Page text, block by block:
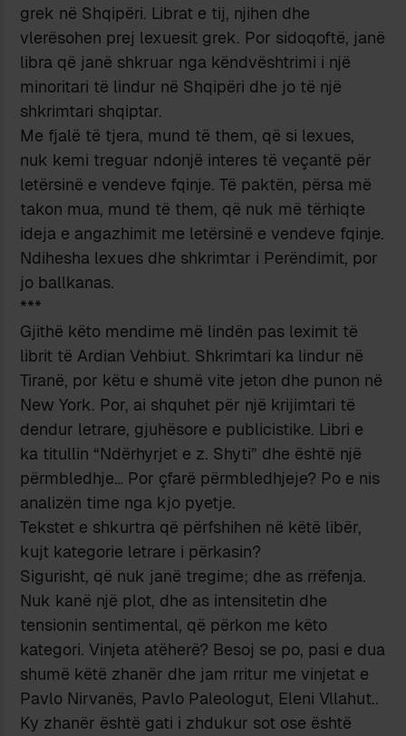
grek në Shqipëri. Librat e tij, njihen dhe
vlerësohen prej lexuesit grek. Por sidoqoftë, janë
libra që janë shkruar nga këndvështrimi i një
minoritari të lindur në Shqipëri dhe jo të një
shkrimtari shqiptar.
Me fjalë të tjera, mund të them, që si lexues,
nuk kemi treguar ndonjë interes të veçantë për
letërsinë e vendeve fqinje. Të paktën, përsa më
takon mua, mund të them, që nuk më tërhiqte
ideja e angazhimit me letërsinë e vendeve fqinje.
Ndihesha lexues dhe shkrimtar i Perëndimit, por
jo ballkanas.
***
Gjithë këto mendime më lindën pas leximit të
librit të Ardian Vehbiut. Shkrimtari ka lindur në
Tiranë, por këtu e shumë vite jeton dhe punon në
New York. Por, ai shquhet për një krijimtari të
dendur letrare, gjuhësore e publicistike. Libri e
ka titullin “Ndërhyrjet e z. Shyti” dhe është një
përmbledhje… Por çfarë përmbledhjeje? Po e nis
analizën time nga kjo pyetje.
Tekstet e shkurtra që përfshihen në këtë libër,
kujt kategorie letrare i përkasin?
Sigurisht, që nuk janë tregime; dhe as rrëfenja.
Nuk kanë një plot, dhe as intensitetin dhe
tensionin sentimental, që përkon me këto
kategori. Vinjeta atëherë? Besoj se po, pasi e dua
shumë këtë zhanër dhe jam rritur me vinjetat e
Pavlo Nirvanës, Pavlo Paleologut, Eleni Vllahut..
Ky zhanër është gati i zhdukur sot ose është